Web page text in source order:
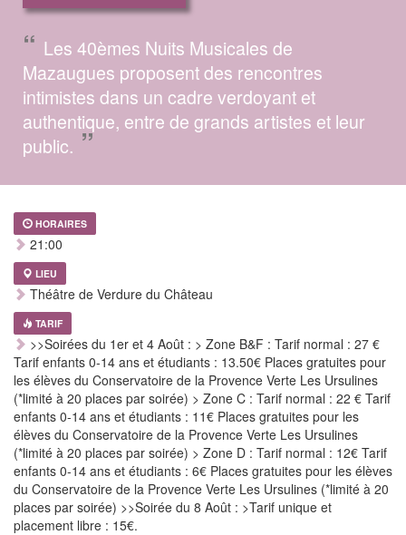
“ Les 40èmes Nuits Musicales de
Mazaugues proposent des rencontres
intimistes dans un cadre verdoyant et
authentique, entre de grands artistes et leur
public. ”
HORAIRES
21:00
LIEU
Théâtre de Verdure du Château
TARIF
>>Soirées du 1er et 4 Août : > Zone B&F : Tarif normal : 27 €
Tarif enfants 0-14 ans et étudiants : 13.50€ Places gratuites pour
les élèves du Conservatoire de la Provence Verte Les Ursulines
(*limité à 20 places par soirée) > Zone C : Tarif normal : 22 € Tarif
enfants 0-14 ans et étudiants : 11€ Places gratuites pour les
élèves du Conservatoire de la Provence Verte Les Ursulines
(*limité à 20 places par soirée) > Zone D : Tarif normal : 12€ Tarif
enfants 0-14 ans et étudiants : 6€ Places gratuites pour les élèves
du Conservatoire de la Provence Verte Les Ursulines (*limité à 20
places par soirée) >>Soirée du 8 Août : >Tarif unique et
placement libre : 15€.